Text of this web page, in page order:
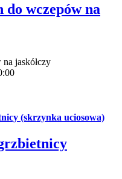
do wczepów na
jaskółczy
(skrzynka uciosowa)